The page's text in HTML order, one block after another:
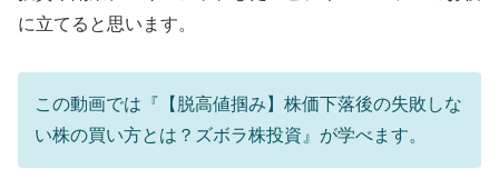
に立てると思います。
この動画では『【脱高値掴み】株価下落後の失敗しな
い株の買い方とは？ズボラ株投資』が学べます。